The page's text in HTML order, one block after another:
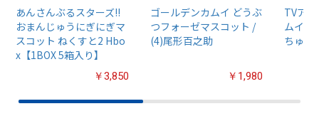
あんさんぶるスターズ!!
おまんじゅうにぎにぎマ
スコット ねくすと2 Hbo
x【1BOX 5箱入り】
￥3,850
ゴールデンカムイ どうぶ
つフォーゼマスコット /
(4)尾形百之助
￥1,980
TVア
ムイ』
ちゅる